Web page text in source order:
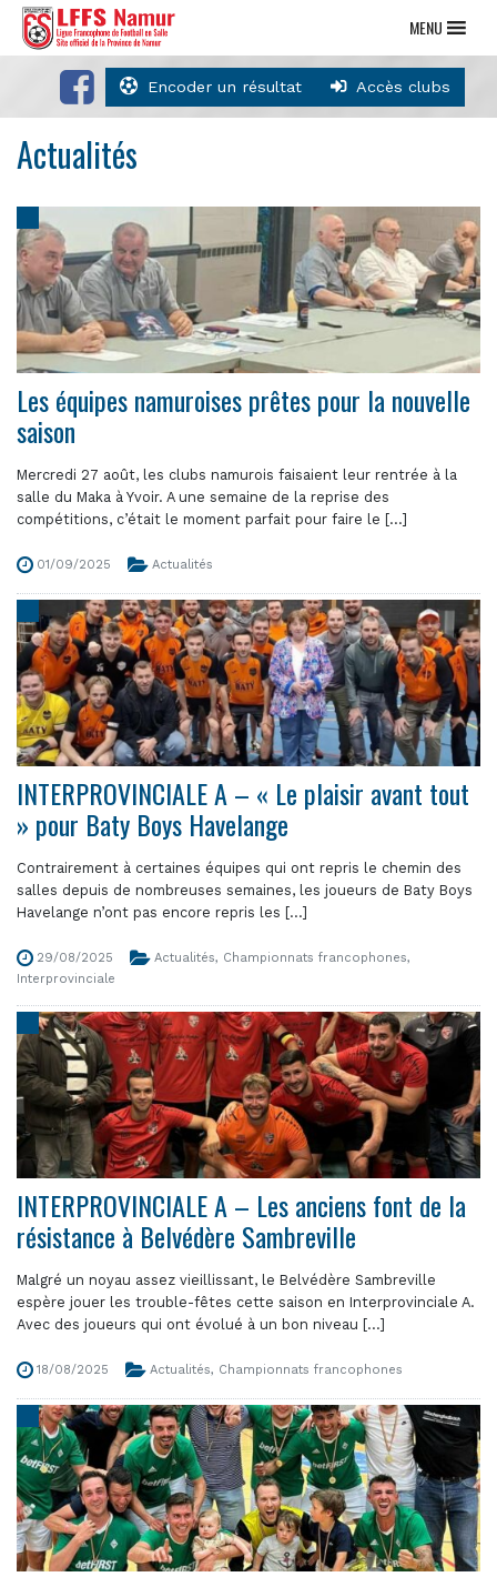
Encoder un résultat Accès clubs
MENU
Actualités
Les équipes namuroises prêtes pour la nouvelle
saison
Mercredi 27 août, les clubs namurois faisaient leur rentrée à la
salle du Maka à Yvoir. A une semaine de la reprise des
compétitions, c’était le moment parfait pour faire le [...]
01/09/2025 Actualités
INTERPROVINCIALE A – « Le plaisir avant tout
» pour Baty Boys Havelange
Contrairement à certaines équipes qui ont repris le chemin des
salles depuis de nombreuses semaines, les joueurs de Baty Boys
Havelange n’ont pas encore repris les [...]
29/08/2025 Actualités, Championnats francophones,
Interprovinciale
INTERPROVINCIALE A – Les anciens font de la
résistance à Belvédère Sambreville
Malgré un noyau assez vieillissant, le Belvédère Sambreville
espère jouer les trouble-fêtes cette saison en Interprovinciale A.
Avec des joueurs qui ont évolué à un bon niveau [...]
18/08/2025 Actualités, Championnats francophones